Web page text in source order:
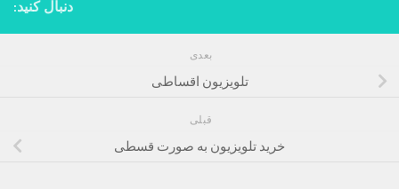
دنبال کنید:
بعدی
تلویزیون اقساطی
قبلی
خرید تلویزیون به صورت قسطی